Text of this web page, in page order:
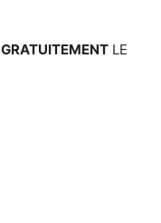
GRATUITEMENT LE